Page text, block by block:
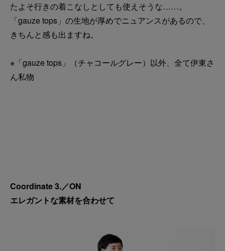
たよそ行きの着こなしとしても使えそうな……。
「gauze tops」の生地が厚めでニュアンスがあるので、
きちんと感も出ますね。
※「gauze tops」（チャコールグレー）以外、全て伊東さ
ん私物
Coordinate 3.／ON
エレガントな素材を合わせて